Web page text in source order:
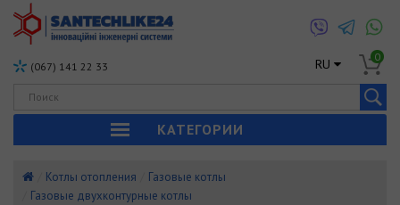
(067) 141 22 33 RU 0
КАТЕГОРИИ
Котлы отопления
Газовые котлы
Газовые двухконтурные котлы